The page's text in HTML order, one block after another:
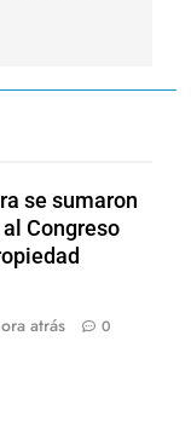
se sumaron
Congreso
atrás 0